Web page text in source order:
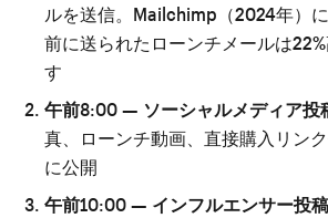
ルを送信。Mailchimp（2024年）
前に送られたローンチメールは
す
午前8:00 — ソーシャルメディア投
真、ローンチ動画、直接購入リン
に公開
午前10:00 — インフルエンサー投稿